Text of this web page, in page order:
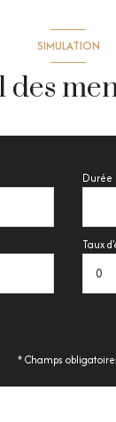
SIMULATION
des
Durée
Taux
* Champs